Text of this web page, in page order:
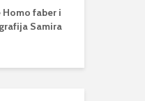
faber i
Samira